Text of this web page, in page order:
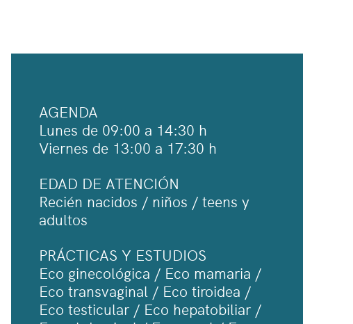
AGENDA
Lunes de 09:00 a 14:30 h
Viernes de 13:00 a 17:30 h
EDAD DE ATENCIÓN
Recién nacidos / niños / teens y
adultos
PRÁCTICAS Y ESTUDIOS
Eco ginecológica / Eco mamaria /
Eco transvaginal / Eco tiroidea /
Eco testicular / Eco hepatobiliar /